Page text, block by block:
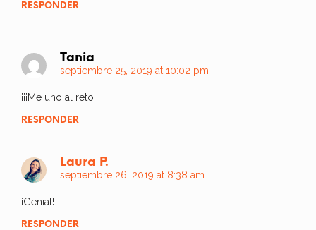
RESPONDER
Tania
septiembre 25, 2019 at 10:02 pm
¡¡¡Me uno al reto!!!
RESPONDER
Laura P.
septiembre 26, 2019 at 8:38 am
¡Genial!
RESPONDER